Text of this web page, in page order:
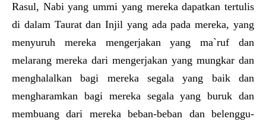
Rasul, Nabi yang ummi yang mereka dapatkan tertulis
di dalam Taurat dan Injil yang ada pada mereka, yang
menyuruh mereka mengerjakan yang ma`ruf dan
melarang mereka dari mengerjakan yang mungkar dan
menghalalkan bagi mereka segala yang baik dan
mengharamkan bagi mereka segala yang buruk dan
membuang dari mereka beban-beban dan belenggu-